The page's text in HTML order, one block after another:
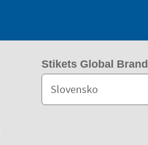
Stikets Global Brand
Slovensko